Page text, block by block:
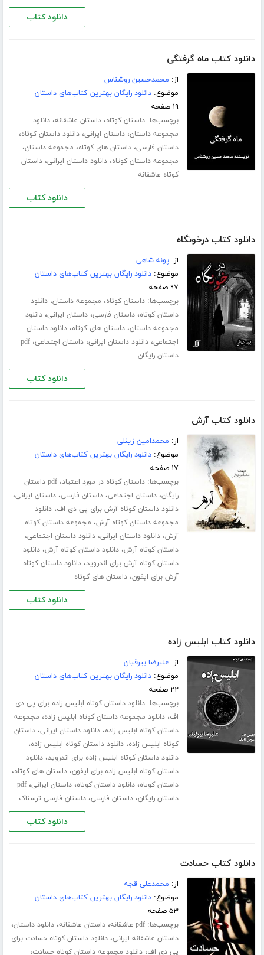
دانلود کتاب
دانلود کتاب ماه گرفتگی
از: محمدحسین روشناس
موضوع:دانلود رایگان بهترین کتاب‌های داستان
۱۹ صفحه
برچسب‌ها:داستان کوتاه،داستان عاشقانه،دانلود
مجموعه داستان،داستان ایرانی،دانلود داستان کوتاه،
داستان فارسی،داستان های کوتاه، مجموعه داستان،
مجموعه داستان کوتاه،دانلود داستان ایرانی،داستان
کوتاه عاشقانه
دانلود کتاب
دانلود کتاب درخونگاه
از:پونه شاهی
موضوع:دانلود رایگان بهترین کتاب‌های داستان
۹۷ صفحه
برچسب‌ها:داستان کوتاه، مجموعه داستان،دانلود
داستان کوتاه،داستان فارسی،داستان ایرانی،دانلود
مجموعه داستان،داستان های کوتاه،دانلود داستان
اجتماعی،دانلود داستان ایرانی،داستان اجتماعی،pdf
داستان رایگان
دانلود کتاب
دانلود کتاب آرش
از: محمدامین زینلی
موضوع:دانلود رایگان بهترین کتاب‌های داستان
۱۷ صفحه
برچسب‌ها:داستان کوتاه در مورد اعتیاد،
pdf داستان
رایگان،داستان اجتماعی،داستان فارسی،داستان ایرانی،
دانلود داستان کوتاه آرش برای پی دی اف،دانلود
مجموعه داستان کوتاه آرش، مجموعه داستان کوتاه
آرش،دانلود داستان ایرانی،دانلود داستان اجتماعی،
داستان کوتاه آرش،دانلود داستان کوتاه آرش،دانلود
داستان کوتاه آرش برای اندروید،دانلود داستان کوتاه
آرش برای ایفون،داستان های کوتاه
دانلود کتاب
دانلود کتاب ابلیس زاده
از: علیرضا بیرقیان
موضوع:دانلود رایگان بهترین کتاب‌های داستان
۲۲ صفحه
برچسب‌ها:دانلود داستان کوتاه ابلیس زاده برای پی دی
اف،دانلود مجموعه داستان کوتاه ابلیس زاده، مجموعه
داستان کوتاه ابلیس زاده،دانلود داستان ایرانی،داستان
کوتاه ابلیس زاده،دانلود داستان کوتاه ابلیس زاده،
دانلود داستان کوتاه ابلیس زاده برای اندروید،دانلود
داستان کوتاه ابلیس زاده برای ایفون،داستان های کوتاه،
داستان کوتاه،دانلود داستان کوتاه،داستان ایرانی،pdf
داستان رایگان،داستان فارسی،داستان فارسی ترسناک
دانلود کتاب
دانلود کتاب حسادت
از: محمدعلی قجه
موضوع:دانلود رایگان بهترین کتاب‌های داستان
۵۳ صفحه
برچسب‌ها:pdf عاشقانه ،داستان عاشقانه،دانلود داستان،
داستان عاشقانه ایرانی،دانلود داستان کوتاه حسادت برای
پی دی اف،دانلود مجموعه داستان کوتاه حسادت،